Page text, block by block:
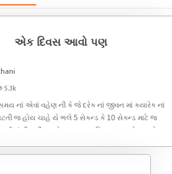
એક દિવસ આવો પણ
5.3k
નાં એવાં વહેણ ની કે જે દરેક નાં જીવન માં ક્યારેક નાં
જ હોય ચાહે યે ભલે 5 સેકન્ડ કે 10 સેકન્ડ માટે જ
વાંચી પછી તમારો અમુલ્ય પ્રતિભાવ આપવો ભૂલશો